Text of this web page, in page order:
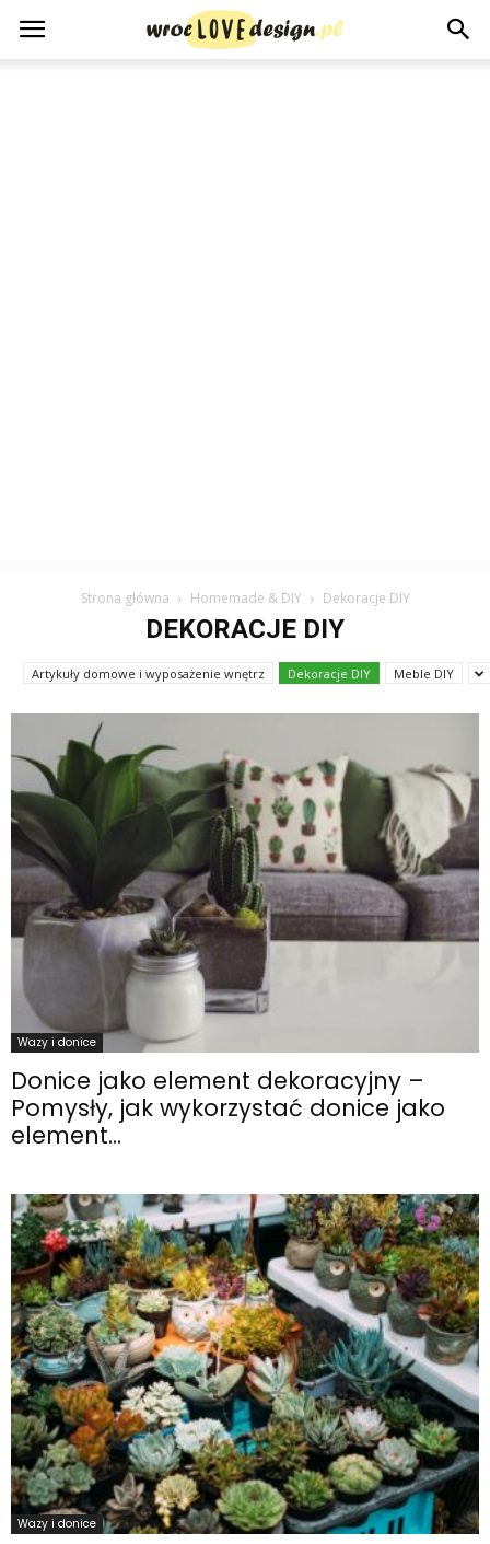
Strona główna Homemade & DIY Dekoracje DIY
DEKORACJE DIY
Artykuły domowe i wyposażenie wnętrz Dekoracje DIY Meble DIY
Wazy i donice
Donice jako element dekoracyjny –
Pomysły, jak wykorzystać donice jako
element...
Wazy i donice